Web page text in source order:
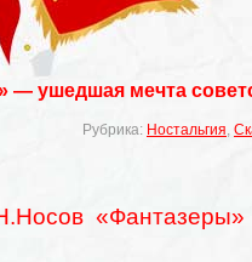
— ушедшая мечта
Рубрика: Ностальгия,